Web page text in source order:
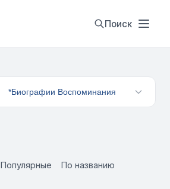
Поиск
*Биографии Воспоминания
Популярные По названию